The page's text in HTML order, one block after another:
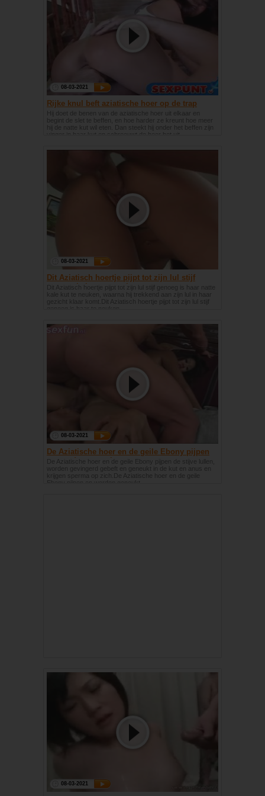
08-03-2021
Rijke knul beft aziatische hoer op de trap
Hij doet de benen van de aziatische hoer uit elkaar en
begint de slet te beffen, en hoe harder ze kreunt hoe meer
hij de natte kut wil eten. Dan steekt hij onder het beffen zijn
08-03-2021
Dit Aziatisch hoertje pijpt tot zijn lul stijf
genoeg is haar te neuken
Dit Aziatisch hoertje pijpt tot zijn lul stijf genoeg is haar natte
kale kut te neuken, waarna hij trekkend aan zijn lul in haar
gezicht klaar komt.Dit Aziatisch hoertje pijpt tot zijn lul stijf
08-03-2021
De Aziatische hoer en de geile Ebony pijpen
en worden geneukt
De Aziatische hoer en de geile Ebony pijpen de stijve lullen,
worden gevingerd gebeft en geneukt in de kut en anus en
krijgen sperma op zich.De Aziatische hoer en de geile
Ebony pijpen en worden geneukt
08-03-2021